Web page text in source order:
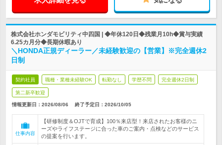
株式会社ホンダモビリティ中四国 | ◆年休120日◆残業月10h◆賞与実績
6.25カ月分◆長期休暇あり
＼HONDA正規ディーラー／未経験歓迎の【営業】※完全週休2
日制
契約社員 職種・業種未経験OK 転勤なし 学歴不問 完全週休2日制
第二新卒歓迎
情報更新日：2026/08/06 終了予定日： 2026/10/05
仕事内容
【研修制度＆OJTで育成】100％来店型！来店されたお客様のニ
ーズやライフステージに合った車のご案内・点検などのサービス
の提案を行います。